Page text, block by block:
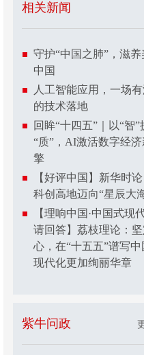
相关新闻
守护“中国之肺”，滋养
中国
人工智能应用，一场
的技术落地
回眸“十四五”｜以“智”
“质”，AI激活数字经济
擎
【好评中国】新华时论
科创高地迈向“星辰大
【理响中国·中国式现
请回答】荔枝理论：
心，在“十五五”谱写中
现代化更加绚丽华章
紫牛问政